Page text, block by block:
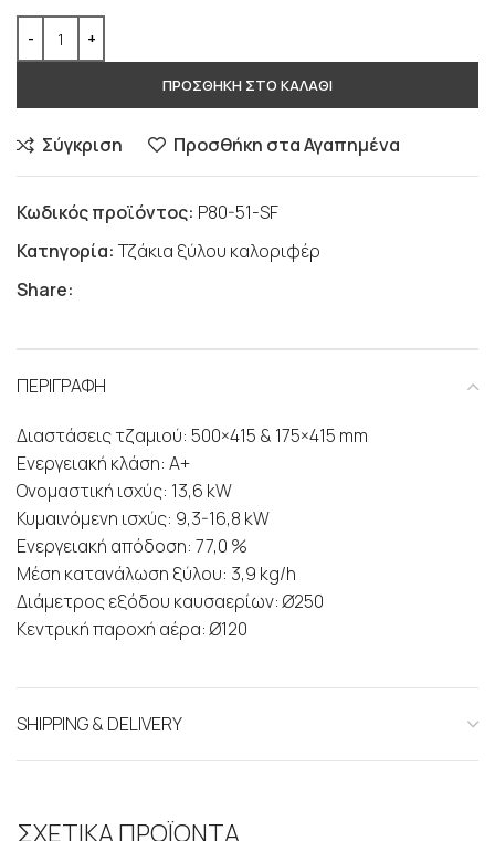
ΠΡΟΣΘΗΚΗ ΣΤΟ ΚΑΛΑΘΙ
Σύγκριση Προσθήκη στα Αγαπημένα
Κωδικός προϊόντος: P80-51-SF
Κατηγορία: Τζάκια ξύλου καλοριφέρ
Share:
ΠΕΡΙΓΡΑΦΗ
Διαστάσεις τζαμιού: 500×415 & 175×415 mm
Ενεργειακή κλάση: Α+
Ονομαστική ισχύς: 13,6 kW
Κυμαινόμενη ισχύς: 9,3-16,8 kW
Ενεργειακή απόδοση: 77,0 %
Μέση κατανάλωση ξύλου: 3,9 kg/h
Διάμετρος εξόδου καυσαερίων: Ø250
Κεντρική παροχή αέρα: Ø120
SHIPPING & DELIVERY
ΣΧΕΤΙΚΑ ΠΡΟΪΟΝΤΑ